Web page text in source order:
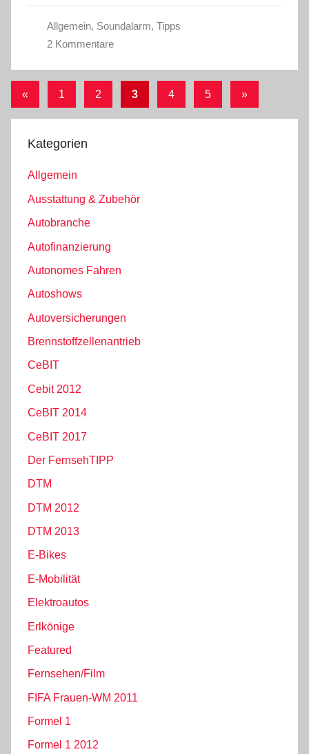
Allgemein, Soundalarm, Tipps
2 Kommentare
Seitennummerierung
der
Beiträge
« Vorherige
1 2 3 4 5
Nächste
»
Kategorien
Allgemein
Ausstattung & Zubehör
Autobranche
Autofinanzierung
Autonomes Fahren
Autoshows
Autoversicherungen
Brennstoffzellenantrieb
CeBIT
Cebit 2012
CeBIT 2014
CeBIT 2017
Der FernsehTIPP
DTM
DTM 2012
DTM 2013
E-Bikes
E-Mobilität
Elektroautos
Erlkönige
Featured
Fernsehen/Film
FIFA Frauen-WM 2011
Formel 1
Formel 1 2012